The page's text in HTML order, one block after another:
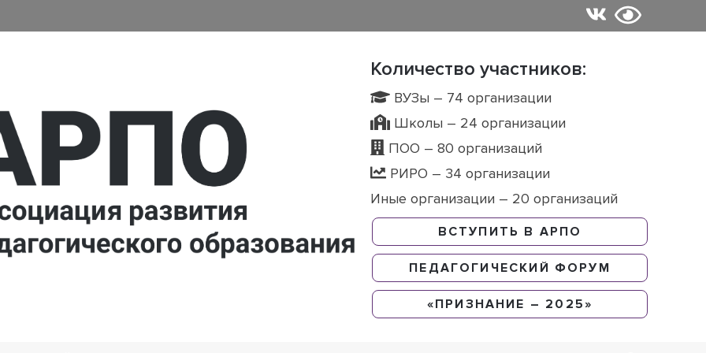
Количество участников:
ВУЗы – 74 организации
Школы – 24 организации
ПОО – 80 организаций
РИРО – 34 организации
Иные организации – 20 организаций
ВСТУПИТЬ В АРПО
ПЕДАГОГИЧЕСКИЙ ФОРУМ
«ПРИЗНАНИЕ – 2025»